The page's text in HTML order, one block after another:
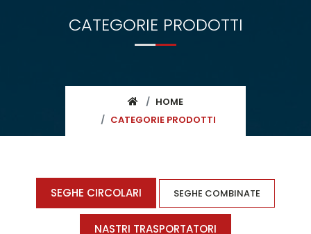
CATEGORIE PRODOTTI
HOME
CATEGORIE PRODOTTI
SEGHE CIRCOLARI SEGHE COMBINATE
NASTRI TRASPORTATORI